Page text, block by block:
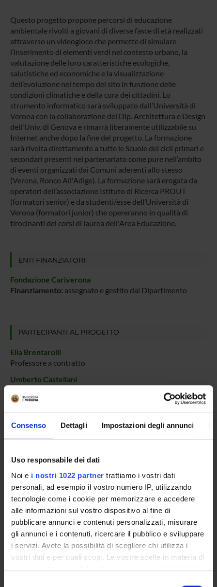
Consenso Dettagli Impostazioni degli annunci
Uso responsabile dei dati
Noi e i nostri 1022 partner trattiamo i vostri dati
personali, ad esempio il vostro numero IP, utilizzando
tecnologie come i cookie per memorizzare e accedere
alle informazioni sul vostro dispositivo al fine di
pubblicare annunci e contenuti personalizzati, misurare
gli annunci e i contenuti, ricercare il pubblico e sviluppare
i servizi. Avete la possibilità di scegliere chi utilizza i
vostri dati e per quali scopi. Le vostre scelte in materia di
privacy sono applicabili solo su questa proprietà digitale
Questo progetto propone percorsi di educazione
ambientale rivolti a giovani di diverse fasce di età realizzati
attraverso un videogioco che permette di simulare
l’inserimento di elementi verdi nel contesto urbano, la
valutazione delle loro caratteristiche ecologiche,
salutistiche ed economiche e la visualizzazione
dell’evoluzione nel tempo del sito in funzione delle
condizioni climatiche e della cura dei cittadini. Lo
strumento informatico sarà sviluppato dall’Università di
Verona con la collaborazione del Dip. Architettura e Design
dell'Univ. di Genova e rimarrà liberamente utilizzabile su
Internet anche dopo la fine del progetto. La formazione
sarà rivolta direttamente a tutte le Scuole dei cicli primari e
secondari presenti nel partenariato come pure nell’ambito
di eventi organizzati dai Comuni aderenti allo stesso
(Verona, Ronco All'Adige). La formazione sarà erogata da
operatori dell’associazione Istituto di Ricerca PROUT
(formatori senior) e da studenti/esse dell’Università di
Verona (formatori junior) che opereranno in qualità di
tirocinanti dei corsi di laurea dell'Area Educazione.
ENTI FINANZIATORI:
Fondazione Cariverona
Finanziamento: assegnato e gestito dal Dipartimento
PARTECIPANTI AL PROGETTO
Elia Brentarolli
Professore a contratto
Umberto Castellani
Lucia Cazzoletti
Marcello De Vincenzi
Elena Guerra
Dottorando
Marta Milani
Professore associato
Alessio Minici
Veronica Polin
Professore associato